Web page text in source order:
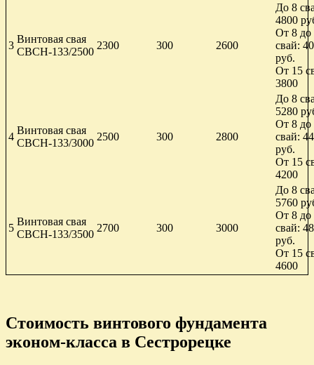
3
Винтовая свая
СВСН-133/2500
2300 300 2600
До 8
4800
От 8 до
свай:
руб.
От 15
3800
4
Винтовая свая
СВСН-133/3000
2500 300 2800
До 8
5280
От 8 до
свай:
руб.
От 15
4200
5
Винтовая свая
СВСН-133/3500
2700 300 3000
До 8
5760
От 8 до
свай:
руб.
От 15
4600
Стоимость винтового фундамента
эконом-класса в Сестрорецке